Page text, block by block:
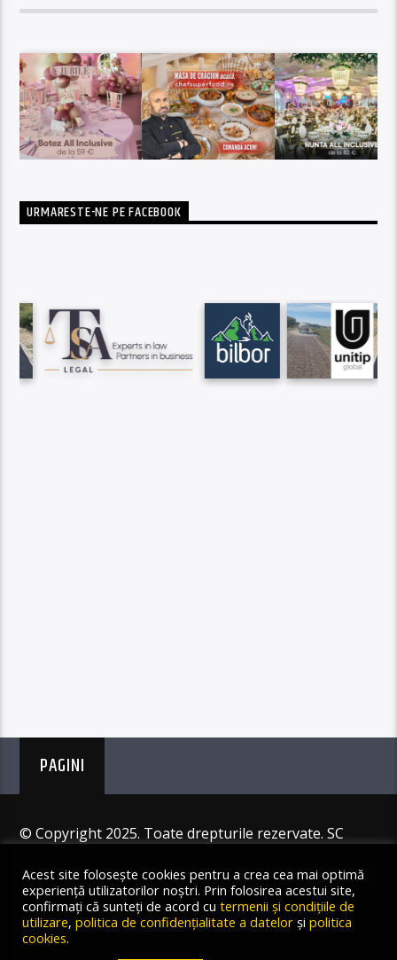
URMARESTE-NE PE FACEBOOK
PAGINI
© Copyright 2025. Toate drepturile rezervate. SC
Acest site folosește cookies pentru a crea cea mai optimă
experiență utilizatorilor noștri. Prin folosirea acestui site,
confirmați că sunteți de acord cu termenii și condițiile de
utilizare, politica de confidențialitate a datelor și politica
cookies.